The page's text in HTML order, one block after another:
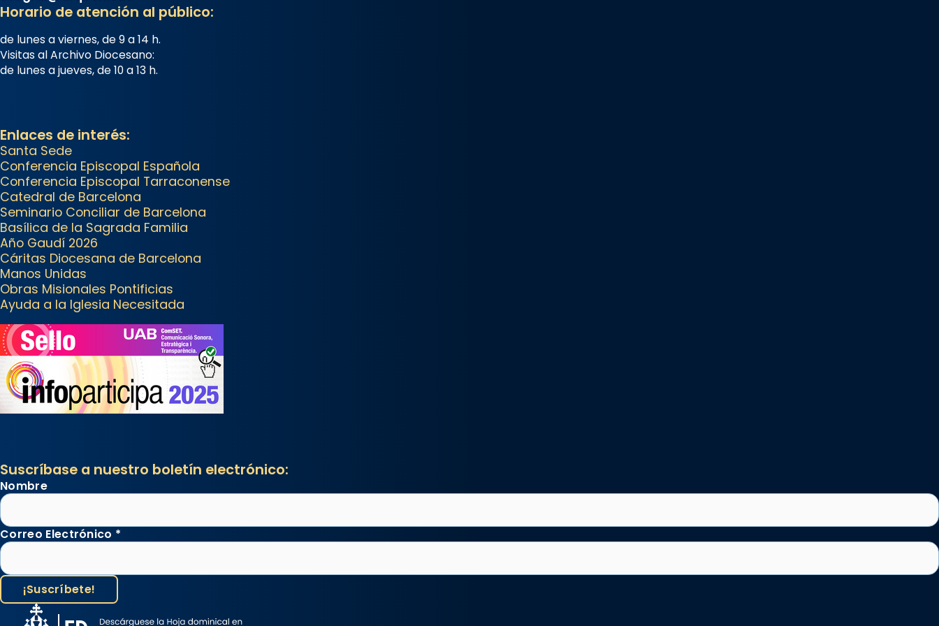
Horario de atención al público:
de lunes a viernes, de 9 a 14 h.
Visitas al Archivo Diocesano:
de lunes a jueves, de 10 a 13 h.
Enlaces de interés:
Santa Sede
Conferencia Episcopal Española
Conferencia Episcopal Tarraconense
Catedral de Barcelona
Seminario Conciliar de Barcelona
Basílica de la Sagrada Familia
Año Gaudí 2026
Cáritas Diocesana de Barcelona
Manos Unidas
Obras Misionales Pontificias
Ayuda a la Iglesia Necesitada
Suscríbase a nuestro boletín electrónico:
Nombre
Correo Electrónico *